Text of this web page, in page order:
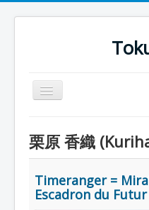
Basculer
la
Toku-Actrices
Toku-Critiques
Séries
栗原 香織
Timeranger =
Escadron du